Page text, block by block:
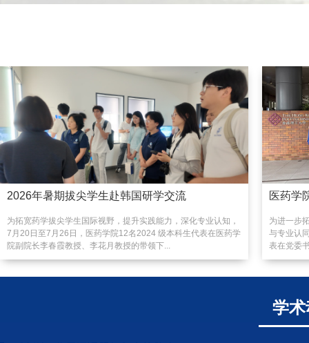
2026年暑期拔尖学生赴韩国研学交流
为拓宽药学拔尖学生国际视野，提升实践能力，深化专业认知，
7月20日至7月26日，医药学院12名2024 级本科生代表在医药学
院副院长李春霞教授、李花月教授的带领下...
医药学
为进一步
与专业认
表在党委
学